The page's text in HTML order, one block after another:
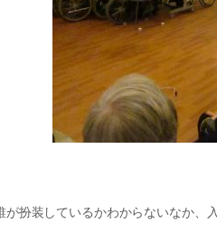
が扮装しているかわからないなか、